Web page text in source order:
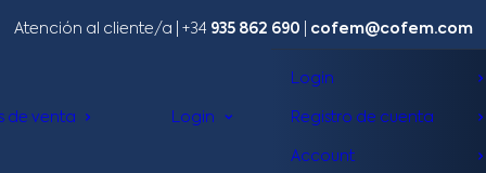
Atención al cliente/a​ | +34 935 862 690 cofem@cofem.com
de venta Login
Login
Registro de cuenta
Account